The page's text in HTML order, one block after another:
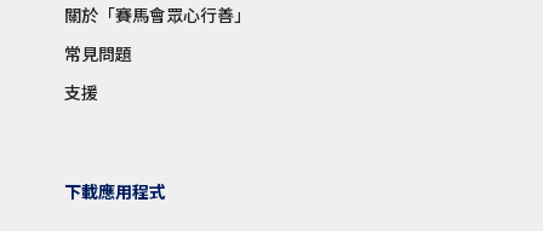
關於「賽馬會眾心行善」
常見問題
支援
下載應用程式